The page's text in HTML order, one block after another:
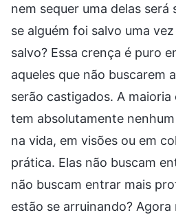
nem sequer uma delas será
se alguém foi salvo uma
salvo? Essa crença é puro
aqueles que não buscarem
serão castigados. A maioria
tem absolutamente
na vida, em visões ou em
prática. Elas não buscam
não buscam entrar mais
estão se arruinando? Agora